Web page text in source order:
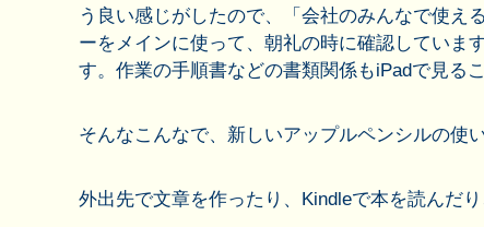
う良い感じがしたので、「会社のみんなで使え
ーをメインに使って、朝礼の時に確認していま
す。作業の手順書などの書類関係もiPadで見る
そんなこんなで、新しいアップルペンシルの使
外出先で文章を作ったり、Kindleで本を読んだ